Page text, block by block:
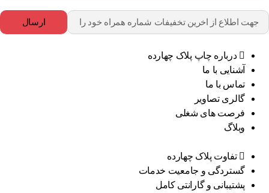
ارسال
درباره چاپ پلاک چهارده
آشنایی با ما
تماس با ما
گالری تصاویر
فرصت های شغلی
وبلاگ
تفاوت پلاک چهارده
گستردگی و جامعیت خدمات
پشتیبانی و گارانتی کامل